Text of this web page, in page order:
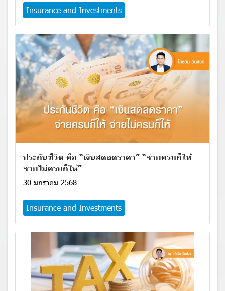
Insurance and Investments
ประกันชีวิต คือ “เงินสดลดราคา” “จ่ายครบก็ให้
จ่ายไม่ครบก็ให้”
30 มกราคม 2568
Insurance and Investments